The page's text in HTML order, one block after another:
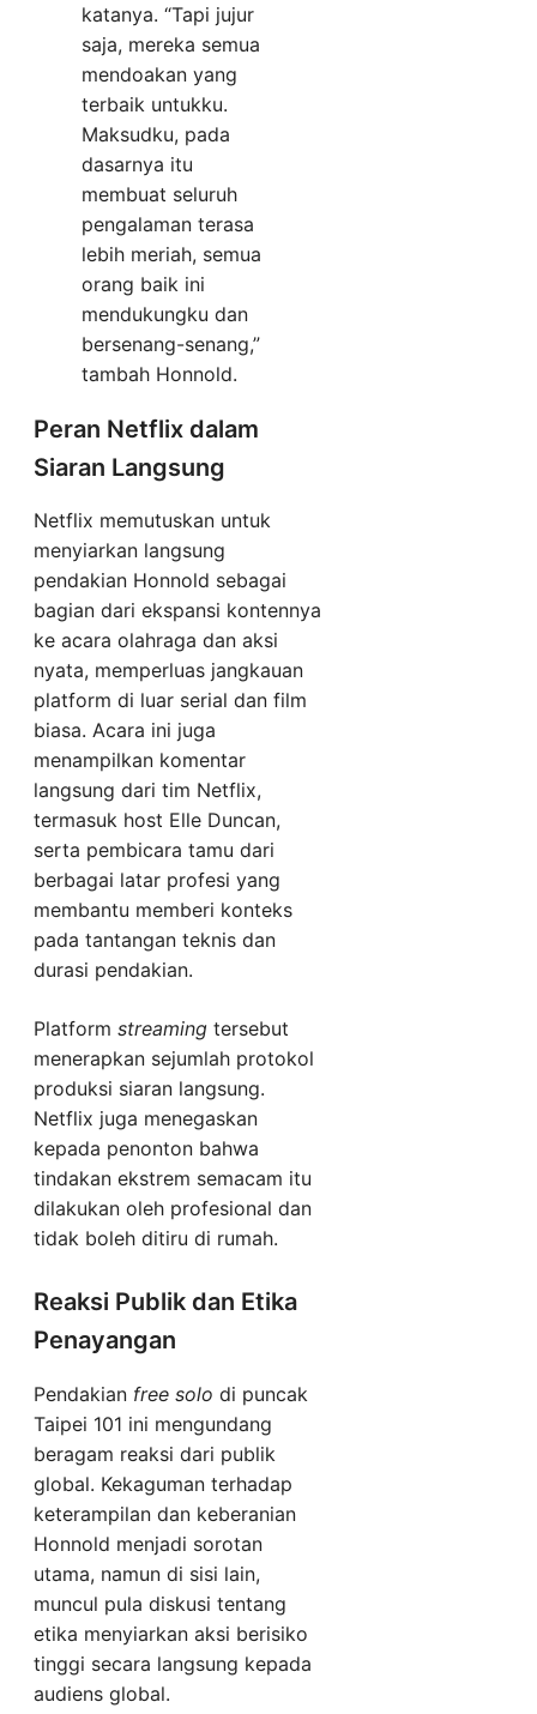
katanya. “Tapi jujur
saja, mereka semua
mendoakan yang
terbaik untukku.
Maksudku, pada
dasarnya itu
membuat seluruh
pengalaman terasa
lebih meriah, semua
orang baik ini
mendukungku dan
bersenang-senang,”
tambah Honnold.
Peran Netflix dalam
Siaran Langsung
Netflix memutuskan untuk
menyiarkan langsung
pendakian Honnold sebagai
bagian dari ekspansi kontennya
ke acara olahraga dan aksi
nyata, memperluas jangkauan
platform di luar serial dan film
biasa. Acara ini juga
menampilkan komentar
langsung dari tim Netflix,
termasuk host Elle Duncan,
serta pembicara tamu dari
berbagai latar profesi yang
membantu memberi konteks
pada tantangan teknis dan
durasi pendakian.
Platform streaming tersebut
menerapkan sejumlah protokol
produksi siaran langsung.
Netflix juga menegaskan
kepada penonton bahwa
tindakan ekstrem semacam itu
dilakukan oleh profesional dan
tidak boleh ditiru di rumah.
Reaksi Publik dan Etika
Penayangan
Pendakian free solo di puncak
Taipei 101 ini mengundang
beragam reaksi dari publik
global. Kekaguman terhadap
keterampilan dan keberanian
Honnold menjadi sorotan
utama, namun di sisi lain,
muncul pula diskusi tentang
etika menyiarkan aksi berisiko
tinggi secara langsung kepada
audiens global.